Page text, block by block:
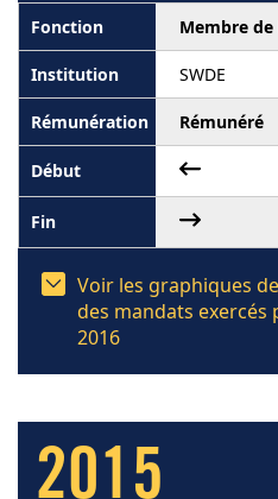
Membre
SWDE
Rémunéré
Voir les graphiques
des mandats exercés
2016
2015